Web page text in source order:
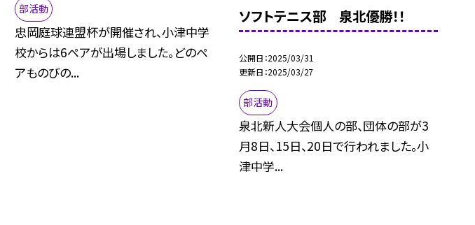
部活動
忠岡庭球連盟杯が開催され、小津中学
校からは6ペアが出場しました。どのペ
アものびの...
ソフトテニス部 泉北優勝！！
公開日 2025/03/31
更新日 2025/03/27
部活動
泉北新人大会個人の部、団体の部が3
月8日、15日、20日で行われました。小
津中学...